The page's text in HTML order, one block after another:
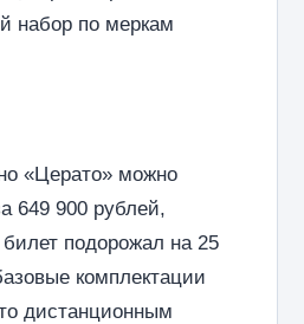
набор по меркам
«Церато» можно
649 900 рублей,
подорожал на 25
комплектации
дистанционным